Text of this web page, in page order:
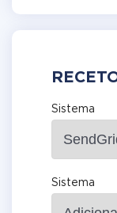
Sistema
Sistema